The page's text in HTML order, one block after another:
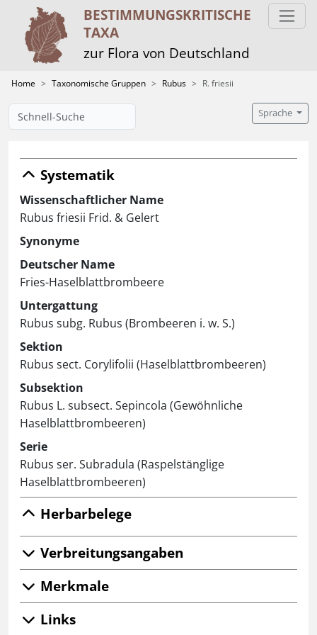
BESTIMMUNGS­KRITISCHE
TAXA
zur Flora von Deutschland
Home Taxonomische Gruppen Rubus R. friesii
Sprache
Systematik
Wissenschaftlicher Name
Rubus friesii Frid. & Gelert
Synonyme
Deutscher Name
Fries-Haselblattbrombeere
Untergattung
Rubus subg. Rubus (Brombeeren i. w. S.)
Sektion
Rubus sect. Corylifolii (Haselblattbrombeeren)
Subsektion
Rubus L. subsect. Sepincola (Gewöhnliche
Haselblattbrombeeren)
Serie
Rubus ser. Subradula (Raspelstänglige
Haselblattbrombeeren)
Herbarbelege
Verbreitungsangaben
Merkmale
Links